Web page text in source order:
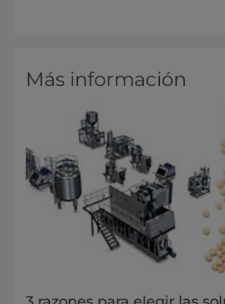
Más información